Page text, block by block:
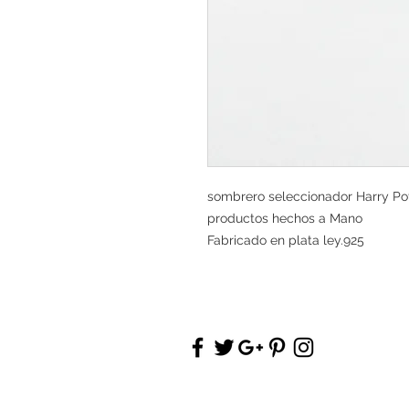
sombrero seleccionador Harry
productos hechos a Mano
Fabricado en plata ley.925